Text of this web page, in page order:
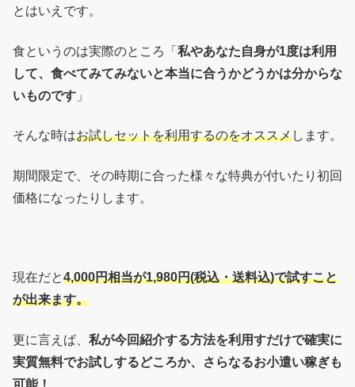
とはいえです。
食というのは実際のところ「 私やあなた自身が1度は利用
して、食べてみてみないと本当に合うかどうかは分からな
いものです 」
そんな時はお試しセットを利用するのをオススメします。
期間限定で、その時期に合った様々な特典が付いたり初回
価格になったりします。
現在だと4,000円相当が1,980円(税込・送料込)で試すこと
が出来ます。
更に言えば、 私が今回紹介する方法を利用すだけで確実に
実質無料でお試しするどころか、さらなるお小遣い稼ぎも
可能！